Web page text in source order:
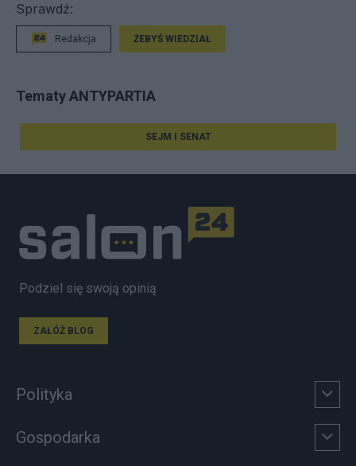
Sprawdź:
Redakcja ŻEBYŚ WIEDZIAŁ
Tematy ANTYPARTIA
SEJM I SENAT
Podziel się swoją opinią
ZAŁÓŻ BLOG
Polityka
Gospodarka